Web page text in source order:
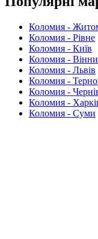
Коломия -
Коломия - Рівне
Коломия - Київ
Коломия -
Коломия - Львів
Коломия -
Коломия -
Коломия -
Коломия - Суми